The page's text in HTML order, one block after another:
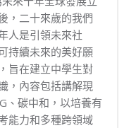
，二十來歲的我們
人是引領未來社
持續未來的美好願
旨在建立中學生對
，內容包括講解現
、碳中和，以培養有
能力和多種跨領域